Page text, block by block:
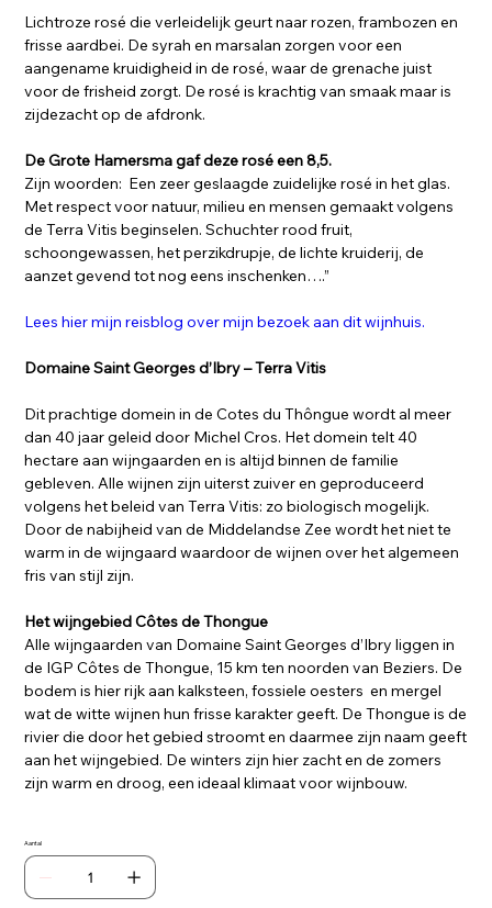
Lichtroze rosé die verleidelijk geurt naar rozen, frambozen en
frisse aardbei. De syrah en marsalan zorgen voor een
aangename kruidigheid in de rosé, waar de grenache juist
voor de frisheid zorgt. De rosé is krachtig van smaak maar is
zijdezacht op de afdronk.
De Grote Hamersma gaf deze rosé een 8,5.
Zijn woorden: Een zeer geslaagde zuidelijke rosé in het glas.
Met respect voor natuur, milieu en mensen gemaakt volgens
de Terra Vitis beginselen. Schuchter rood fruit,
schoongewassen, het perzikdrupje, de lichte kruiderij, de
aanzet gevend tot nog eens inschenken….”
Lees hier mijn reisblog over mijn bezoek aan dit wijnhuis.
Domaine Saint Georges d’Ibry – Terra Vitis
Dit prachtige domein in de Cotes du Thôngue wordt al meer
dan 40 jaar geleid door Michel Cros. Het domein telt 40
hectare aan wijngaarden en is altijd binnen de familie
gebleven. Alle wijnen zijn uiterst zuiver en geproduceerd
volgens het beleid van Terra Vitis: zo biologisch mogelijk.
Door de nabijheid van de Middelandse Zee wordt het niet te
warm in de wijngaard waardoor de wijnen over het algemeen
fris van stijl zijn.
Het wijngebied Côtes de Thongue
Alle wijngaarden van Domaine Saint Georges d’Ibry liggen in
de IGP Côtes de Thongue, 15 km ten noorden van Beziers. De
bodem is hier rijk aan kalksteen, fossiele oesters en mergel
wat de witte wijnen hun frisse karakter geeft. De Thongue is de
rivier die door het gebied stroomt en daarmee zijn naam geeft
aan het wijngebied. De winters zijn hier zacht en de zomers
zijn warm en droog, een ideaal klimaat voor wijnbouw.
Aantal